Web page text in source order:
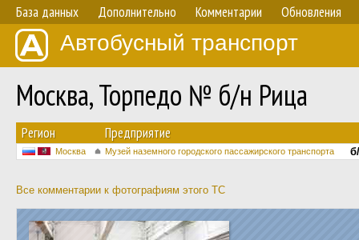
База данных Дополнительно Комментарии Обновления
Автобусный транспорт
Москва, Торпедо № б/н Рица
Регион Предприятие
Москва Музей наземного городского пассажирского транспорта
Все комментарии к фотографиям этого ТС